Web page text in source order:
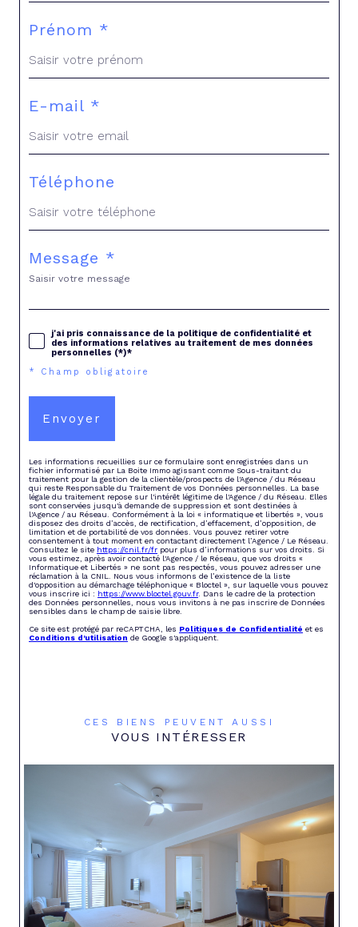
Prénom *
E-mail *
Téléphone
Message *
j'ai pris connaissance de la politique de confidentialité et
des informations relatives au traitement de mes données
personnelles (*)*
* Champ obligatoire
Envoyer
Les informations recueillies sur ce formulaire sont enregistrées dans un
fichier informatisé par La Boite Immo agissant comme Sous-traitant du
traitement pour la gestion de la clientèle/prospects de l'Agence / du Réseau
qui reste Responsable du Traitement de vos Données personnelles. La base
légale du traitement repose sur l'intérêt légitime de l'Agence / du Réseau. Elles
sont conservées jusqu'à demande de suppression et sont destinées à
l'Agence / au Réseau. Conformément à la loi « informatique et libertés », vous
disposez des droits d’accès, de rectification, d’effacement, d’opposition, de
limitation et de portabilité de vos données. Vous pouvez retirer votre
consentement à tout moment en contactant directement l’Agence / Le Réseau.
Consultez le site https://cnil.fr/fr pour plus d’informations sur vos droits. Si
vous estimez, après avoir contacté l'Agence / le Réseau, que vos droits «
Informatique et Libertés » ne sont pas respectés, vous pouvez adresser une
réclamation à la CNIL. Nous vous informons de l’existence de la liste
d'opposition au démarchage téléphonique « Bloctel », sur laquelle vous pouvez
vous inscrire ici : https://www.bloctel.gouv.fr. Dans le cadre de la protection
des Données personnelles, nous vous invitons à ne pas inscrire de Données
sensibles dans le champ de saisie libre.
Ce site est protégé par reCAPTCHA, les Politiques de Confidentialité et es
Conditions d'utilisation de Google s'appliquent.
CES BIENS PEUVENT AUSSI
VOUS INTÉRESSER